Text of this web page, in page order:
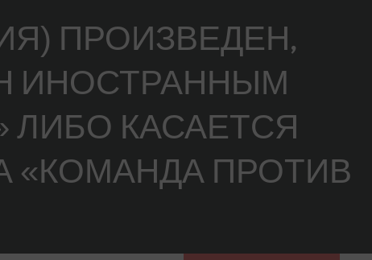
ПРОИЗВЕДЕН,
ИНОСТРАННЫМ
ЛИБО КАСАЕТСЯ
«КОМАНДА ПРОТИВ